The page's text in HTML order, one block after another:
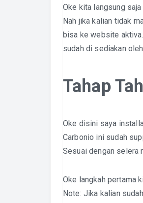
Oke kita langsung
Nah jika kalian tidak
bisa ke website
sudah di sediakan
Tahap
Oke disini saya
Carbonio ini sudah
Sesuai dengan selera
Oke langkah pertama
Note: Jika kalian